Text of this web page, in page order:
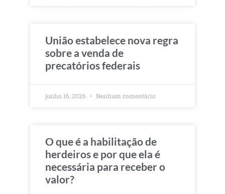
União estabelece nova regra
sobre a venda de
precatórios federais
junho 16, 2026 Nenhum comentário
O que é a habilitação de
herdeiros e por que ela é
necessária para receber o
valor?